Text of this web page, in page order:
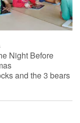
Night Before
and the 3 bears